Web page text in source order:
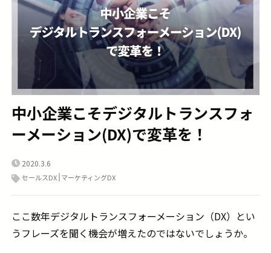
中小企業こそデジタルトランスフォ
ーメーション(DX)で変革を！
2020.3.6
セールスDX マーケティングDX
ここ数年デジタルトランスフォーメーション（DX）とい
うフレーズを聞く機会が増えたのではないでしょうか。